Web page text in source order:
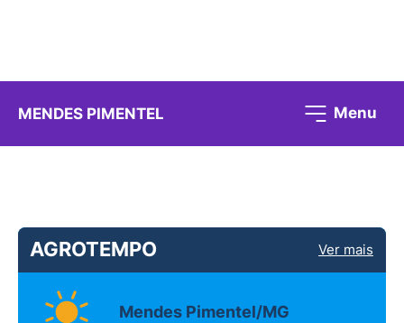
MENDES PIMENTEL Menu
AGROTEMPO Ver mais
Mendes Pimentel/MG